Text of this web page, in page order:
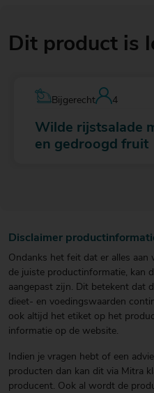
Dit product is
Bijgerecht 4
Wilde rijstsalade
en gedroogd fruit
Disclaimer
Ondanks het feit dat er alles
de juiste productinformatie, kan
aangepast zijn. Dit betekent dat
dieet- en voedingswaarden
ook altijd het etiket op het
informatie op de website.
Indien je vragen hebt of een
producten dan kan dit via Mitra
producent. Ook al wordt de